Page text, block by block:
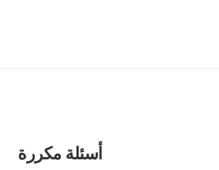
أسئلة مكررة